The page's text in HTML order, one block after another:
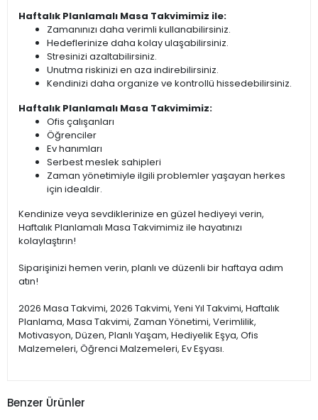
Haftalık Planlamalı Masa Takvimimiz ile:
Zamanınızı daha verimli kullanabilirsiniz.
Hedeflerinize daha kolay ulaşabilirsiniz.
Stresinizi azaltabilirsiniz.
Unutma riskinizi en aza indirebilirsiniz.
Kendinizi daha organize ve kontrollü hissedebilirsiniz.
Haftalık Planlamalı Masa Takvimimiz:
Ofis çalışanları
Öğrenciler
Ev hanımları
Serbest meslek sahipleri
Zaman yönetimiyle ilgili problemler yaşayan herkes
için idealdir.
Kendinize veya sevdiklerinize en güzel hediyeyi verin,
Haftalık Planlamalı Masa Takvimimiz ile hayatınızı
kolaylaştırın!
Siparişinizi hemen verin, planlı ve düzenli bir haftaya adım
atın!
2026 Masa Takvimi, 2026 Takvimi, Yeni Yıl Takvimi, Haftalık
Planlama, Masa Takvimi, Zaman Yönetimi, Verimlilik,
Motivasyon, Düzen, Planlı Yaşam, Hediyelik Eşya, Ofis
Malzemeleri, Öğrenci Malzemeleri, Ev Eşyası.
Benzer Ürünler